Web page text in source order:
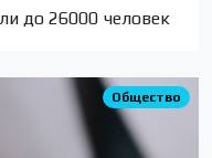
до 26000 человек
Общество